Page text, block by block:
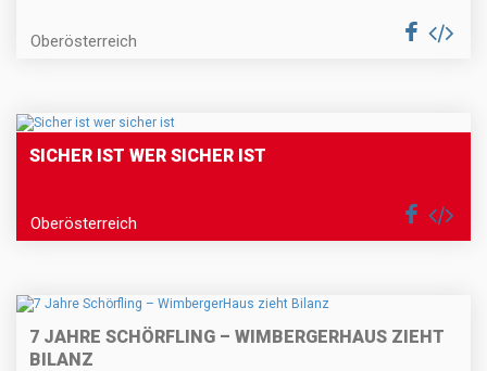
Oberösterreich
SICHER IST WER SICHER IST
Oberösterreich
7 JAHRE SCHÖRFLING – WIMBERGERHAUS ZIEHT
BILANZ